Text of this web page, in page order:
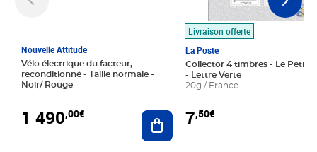
Nouvelle Attitude
Vélo électrique du facteur,
reconditionné - Taille normale -
Noir/ Rouge
1 490,00€ Ajouter au panier
Livraison offerte
La Poste
Collector 4 timbres - Le Petit
- Lettre Verte
20g / France
7,50€